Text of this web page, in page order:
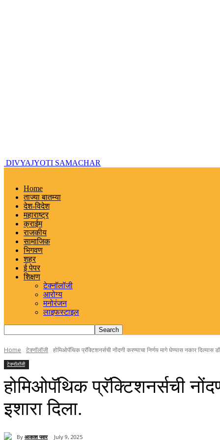
DIVYAJYOTI SAMACHAR
Home
ताज्या बातम्या
देश-विदेश
महाराष्ट्र
क्राईम
राजकीय
सामाजिक
भिगवण
शहर
ई पेपर
शिक्षण
टेक्नॉलॉजी
आरोग्य
मनोरंजन
लाइफस्टाइल
Home टेक्नॉलॉजी होमिओपॅथिक प्रॅक्टिशनर्सची नोंदणी करण्याचा निर्णय मागे घेण्यास नकार दिल्यास
टेक्नॉलॉजी
होमिओपॅथिक प्रॅक्टिशनर्सची
इशारा दिला.
By आकाश पवार July 9, 2025